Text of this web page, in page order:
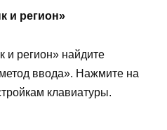
и регион»
и регион» найдите
ввода». Нажмите на
клавиатуры.